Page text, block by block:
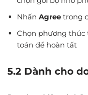
Nhấn Agree trong
Chọn phương thức
toán để hoàn tất
5.2 Dành cho